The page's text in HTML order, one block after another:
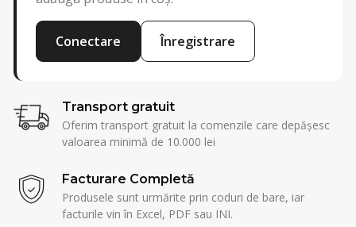
Conectare Înregistrare
Transport gratuit
Oferim transport gratuit la comenzile care depășesc
valoarea minimă de 10.000 lei
Facturare Completă
Produsele sunt urmărite prin coduri de bare, iar
facturile vin în Excel, PDF sau INI.